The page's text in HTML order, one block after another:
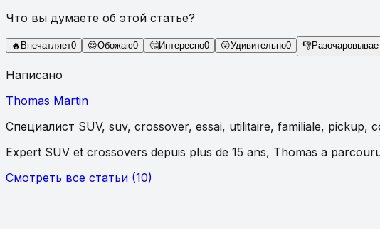
Что вы думаете об этой статье?
🔥 Впечатляет0 😍Обожаю0 🤔Интересно0 😮Удивительно0 👎
Написано
Thomas Martin
Специалист SUV, suv, crossover, essai, utilitaire, familiale, pickup,
Expert SUV et crossovers depuis plus de 15 ans, Thomas a
Смотреть все статьи (10)